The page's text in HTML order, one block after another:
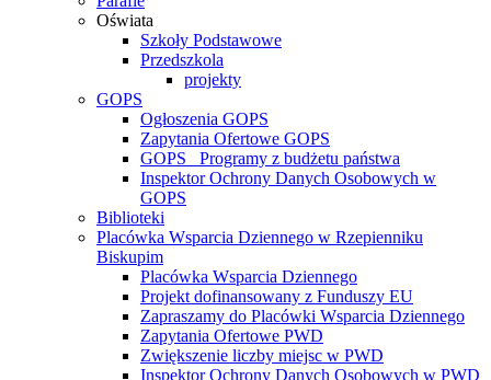
Oświata
Szkoły Podstawowe
Przedszkola
projekty
GOPS
Ogłoszenia GOPS
Zapytania Ofertowe GOPS
GOPS_ Programy z budżetu państwa
Inspektor Ochrony Danych Osobowych w
GOPS
Biblioteki
Placówka Wsparcia Dziennego w Rzepienniku
Biskupim
Placówka Wsparcia Dziennego
Projekt dofinansowany z Funduszy EU
Zapraszamy do Placówki Wsparcia Dziennego
Zapytania Ofertowe PWD
Zwiększenie liczby miejsc w PWD
Inspektor Ochrony Danych Osobowych w PWD